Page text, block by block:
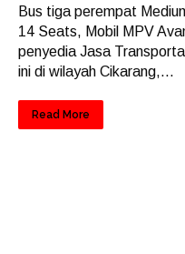
Bus tiga perempat
14 Seats, Mobil MPV
penyedia Jasa
ini di wilayah Cikarang,...
Read More